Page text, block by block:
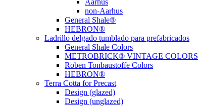
non-Aarhus
General Shale®
HEBRON®
Ladrillo delgado tumblado para prefabricados
General Shale Colors
METROBRICK® VINTAGE COLORS
Roben Tonbaustoffe Colors
HEBRON®
Terra Cotta for Precast
Design (glazed)
Design (unglazed)